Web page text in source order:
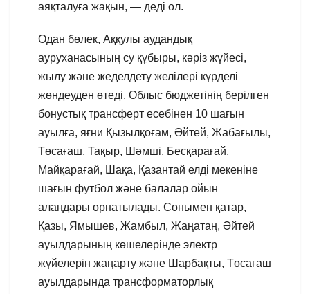
аяқталуға жақын, — деді ол.
Одан бөлек, Аққулы аудандық
ауруханасының су құбыры, кәріз жүйесі,
жылу және жеделдету желілері күрделі
жөндеуден өтеді. Облыс бюджетінің берілген
бонустық трансферт есебінен 10 шағын
ауылға, яғни Қызылқоғам, Әйтей, Жабағылы,
Төсағаш, Тақыр, Шәмші, Бесқарағай,
Майқарағай, Шақа, Қазантай елді мекеніне
шағын футбол және балалар ойын
алаңдары орнатылады. Сонымен қатар,
Қазы, Ямышев, Жамбыл, Жаңатаң, Әйтей
ауылдарының көшелерінде электр
жүйелерін жаңарту және Шарбақты, Төсағаш
ауылдарында трансформаторлық